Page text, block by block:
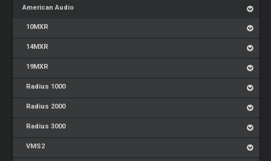
American Audio
10MXR
14MXR
19MXR
Radius 1000
Radius 2000
Radius 3000
VMS2